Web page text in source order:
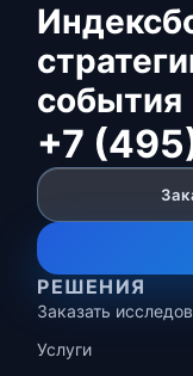
события
+7
РЕШЕНИЯ
Заказать
Услуги